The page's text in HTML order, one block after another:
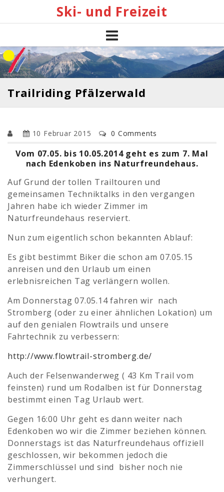
Ski- und Freizeit
Trailriding Pfälzerwald
10 Februar 2015 0 Comments
Vom 07.05. bis 10.05.2014 geht es zum 7. Mal
nach Edenkoben ins Naturfreundehaus.
Auf Grund der tollen Trailtouren und
gemeinsamen Techniktalks in den vergangen
Jahren habe ich wieder Zimmer im
Naturfreundehaus reserviert.
Nun zum eigentlich schon bekannten Ablauf:
Es gibt bestimmt Biker die schon am 07.05.15
anreisen und den Urlaub um einen
erlebnisreichen Tag verlängern wollen.
Am Donnerstag 07.05.14 fahren wir nach
Stromberg (oder zu einer ähnlichen Lokation) um
auf den genialen Flowtrails und unsere
Fahrtechnik zu verbessern:
http://www.flowtrail-stromberg.de/
Auch der Felsenwanderweg ( 43 Km Trail vom
feinsten) rund um Rodalben ist für Donnerstag
bestimmt einen Tag Urlaub wert.
Gegen 16:00 Uhr geht es dann weiter nach
Edenkoben wo wir die Zimmer beziehen können.
Donnerstags ist das Naturfreundehaus offiziell
geschlossen, wir bekommen jedoch die
Zimmerschlüssel und sind bisher noch nie
verhungert.